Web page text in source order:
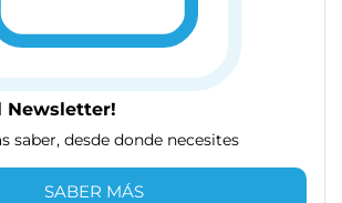
Newsletter!
saber, desde donde necesites
SABER MÁS